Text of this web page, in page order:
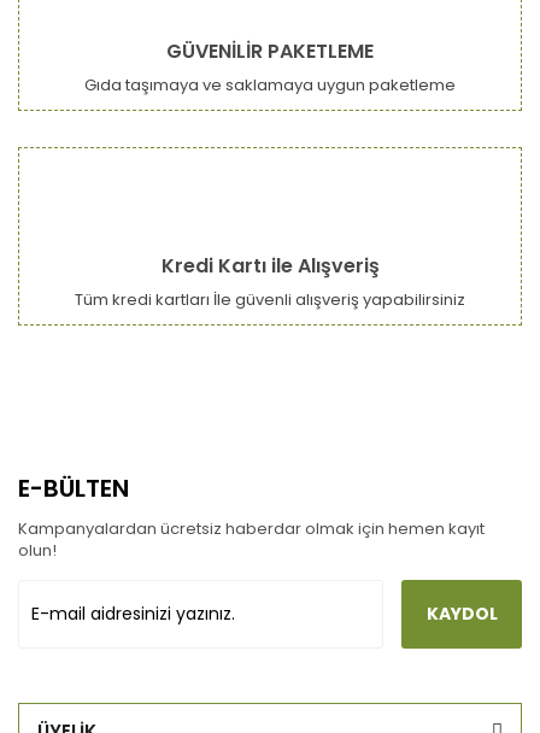
GÜVENİLİR PAKETLEME
Gıda taşımaya ve saklamaya uygun paketleme
Kredi Kartı ile Alışveriş
Tüm kredi kartları İle güvenli alışveriş yapabilirsiniz
E-BÜLTEN
Kampanyalardan ücretsiz haberdar olmak için hemen kayıt
olun!
KAYDOL